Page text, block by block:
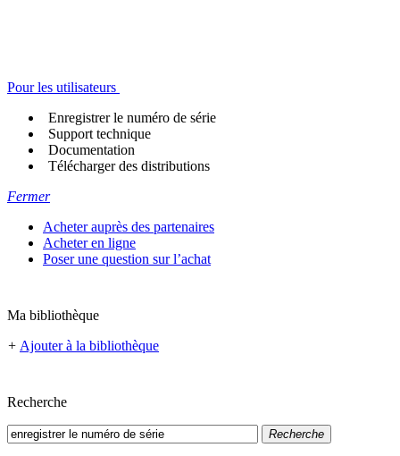
Pour les utilisateurs
Enregistrer le numéro de série
Support technique
Documentation
Télécharger des distributions
Fermer
Acheter auprès des partenaires
Acheter en ligne
Poser une question sur l’achat
Ma bibliothèque
+ Ajouter à la bibliothèque
Recherche
Recherche